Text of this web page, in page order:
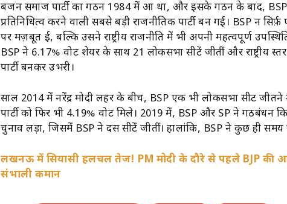
बहुजन समाज पार्टी का गठन 1984 में हुआ था, और इसके गठन के बाद,
प्रतिनिधित्व करने वाली सबसे बड़ी राजनीतिक पार्टी बन गई। BSP न सिर्फ़
पर मज़बूत हुई, बल्कि उसने राष्ट्रीय राजनीति में भी अपनी महत्वपूर्ण
BSP ने 6.17% वोट शेयर के साथ 21 लोकसभा सीटें जीतीं और राष्ट्रीय
पार्टी बनकर उभरी।
साल 2014 में नरेंद्र मोदी लहर के बीच, BSP एक भी लोकसभा सीट जीतने
पार्टी को फिर भी 4.19% वोट मिले। 2019 में, BSP और SP ने गठबंधन
चुनाव लड़ा, जिसमें BSP ने दस सीटें जीतीं। हालांकि, BSP ने कुछ ही समय
लखनऊ में सियासी हलचल तेज! PM मोदी के दौरे से पहले BJP की
संभाली कमान